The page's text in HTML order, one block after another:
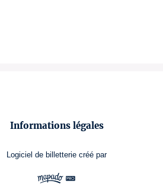
Informations légales
Logiciel de billetterie créé par